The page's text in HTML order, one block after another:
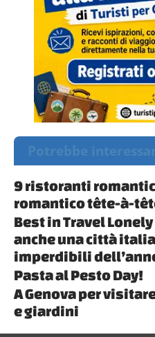
Potrebbe
9 ristoranti
romantico tête-à-
Best in Travel
anche una città
imperdibili
Pasta al Pesto Day!
A Genova per
e giardini